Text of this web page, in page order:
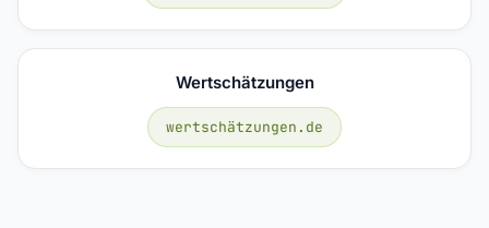
Wertschätzungen
wertschätzungen.de